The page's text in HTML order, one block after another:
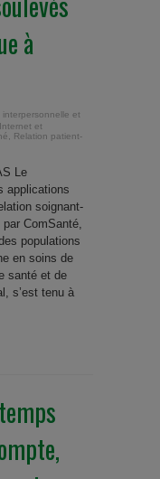
à
interpersonnelle et
Internet et
Relation patient-
Le
applications
soignant-
ComSanté,
populations
en soins de
santé et de
s’est tenu à